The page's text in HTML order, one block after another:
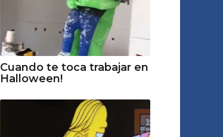
Cuando te toca trabajar en
Halloween!